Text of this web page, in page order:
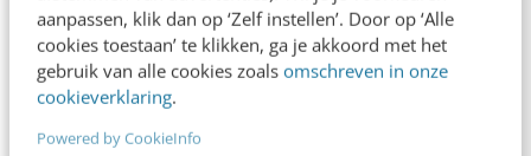
aanpassen, klik dan op ‘Zelf instellen’. Door op ‘Alle
cookies toestaan’ te klikken, ga je akkoord met het
gebruik van alle cookies zoals omschreven in onze
cookieverklaring.
Powered by CookieInfo
een bos heenloopt, elkaar aan kunt kijken en
eekhoorntjes aan kunt wijzen. Wil je zelf VR
ervaren? Dan raad ik je aan om 25 – 27 oktober
deVR Days in Amsterdam